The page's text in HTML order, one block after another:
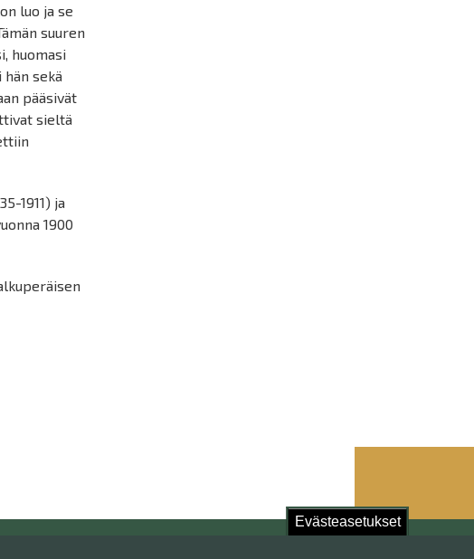
Evästeasetukset
luo ja se
suuren
huomasi
sekä
pääsivät
sieltä
1911) ja
1900